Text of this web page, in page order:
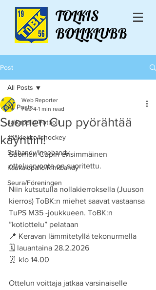
TOLKIS
BOLLKLUBB
Post
All Posts
Jalkapallo/Fotboll
Jääkiekko/Ishockey
Salibandy/Innebandy
Kaukalopallo/Rinkbandy
Seura/Föreningen
All Posts
Suomen Cup pyörähtää
käyntiin!
Web Reporter
Feb 4 1 min read
Suomen Cupin ensimmäinen
otteluarvonta on suoritettu.
Niin kutsutulla nollakierroksella (Juuson
kierros) ToBK:n miehet saavat vastaansa
TuPS M35 -joukkueen. ToBK:n
”kotiottelu” pelataan
📍 Keravan lämmitetyllä tekonurmella
🗓 lauantaina 28.2.2026
⏰ klo 14.00
Ottelun voittaja jatkaa varsinaiselle